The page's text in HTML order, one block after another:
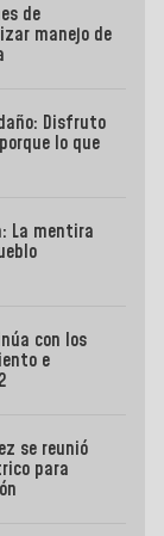
de
manejo de
Disfruto
lo que
La mentira
con los
e
se reunió
para